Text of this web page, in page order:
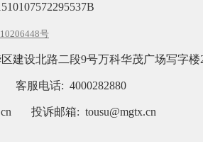
号
建设北路二段9号万科华茂广场写字楼
客服电话: 4000282880
投诉邮箱: tousu@mgtx.cn